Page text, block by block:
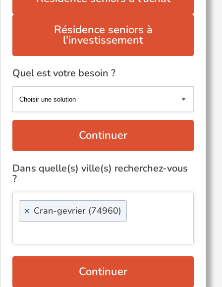
Résidence seniors à
l'investissement
Quel est votre besoin ?
Continuer
Dans quelle(s) ville(s) recherchez-vous
?
× Cran-gevrier (74960)
Continuer